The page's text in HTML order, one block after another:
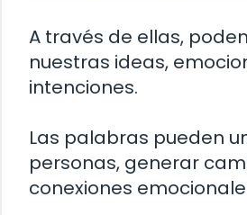
A través de ellas,
nuestras ideas,
intenciones.
Las palabras pueden
personas, generar
conexiones